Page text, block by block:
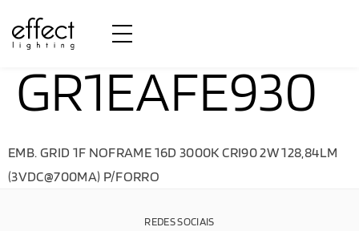
GR1EAFE930
EMB. GRID 1F NOFRAME 16D 3000K CRI90 2W 128,84LM
(3VDC@700MA) P/FORRO
REDES SOCIAIS